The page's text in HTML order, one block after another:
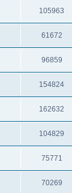
105963
61672
96859
154824
162632
104829
75771
70269